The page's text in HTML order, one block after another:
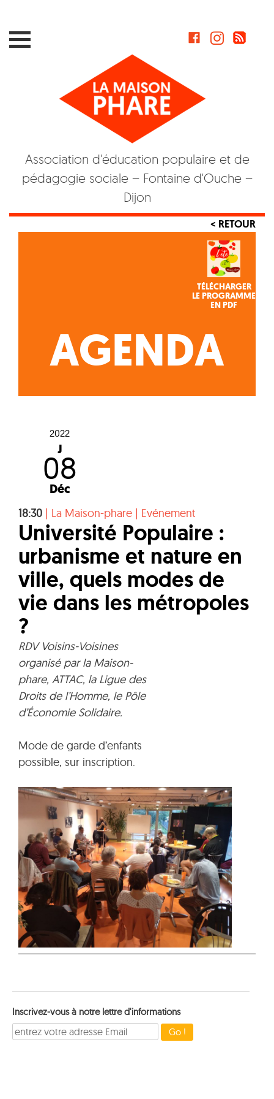
Association d'éducation populaire et de
pédagogie sociale – Fontaine d'Ouche –
Dijon
< RETOUR
TÉLÉCHARGER
LE PROGRAMME
EN PDF
AGENDA
2022
J
08
Déc
18:30 | La Maison-phare | Evénement
Université Populaire :
urbanisme et nature en
ville, quels modes de
vie dans les métropoles
?
RDV Voisins-Voisines
organisé par la Maison-
phare, ATTAC, la Ligue des
Droits de l’Homme, le Pôle
d’Économie Solidaire.
Mode de garde d’enfants
possible, sur inscription.
Inscrivez-vous à notre lettre d'informations